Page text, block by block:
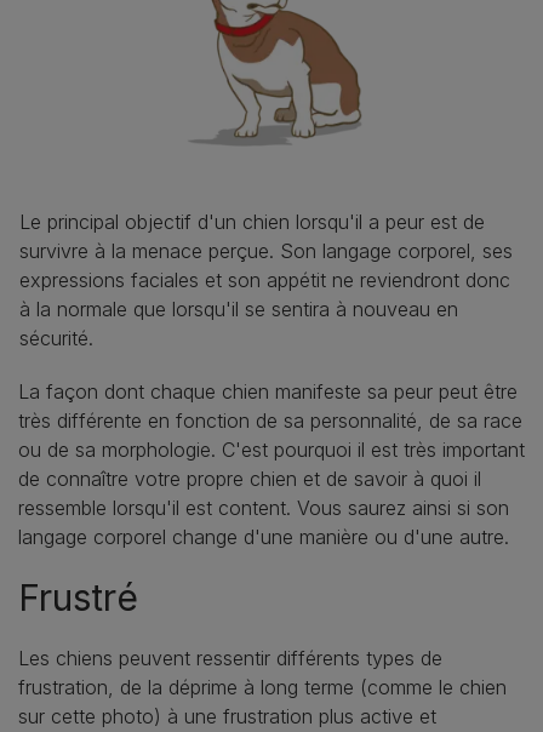
Le principal objectif d'un chien lorsqu'il a peur est de
survivre à la menace perçue. Son langage corporel, ses
expressions faciales et son appétit ne reviendront donc
à la normale que lorsqu'il se sentira à nouveau en
sécurité.
La façon dont chaque chien manifeste sa peur peut être
très différente en fonction de sa personnalité, de sa race
ou de sa morphologie. C'est pourquoi il est très important
de connaître votre propre chien et de savoir à quoi il
ressemble lorsqu'il est content. Vous saurez ainsi si son
langage corporel change d'une manière ou d'une autre.
Frustré
Les chiens peuvent ressentir différents types de
frustration, de la déprime à long terme (comme le chien
sur cette photo) à une frustration plus active et